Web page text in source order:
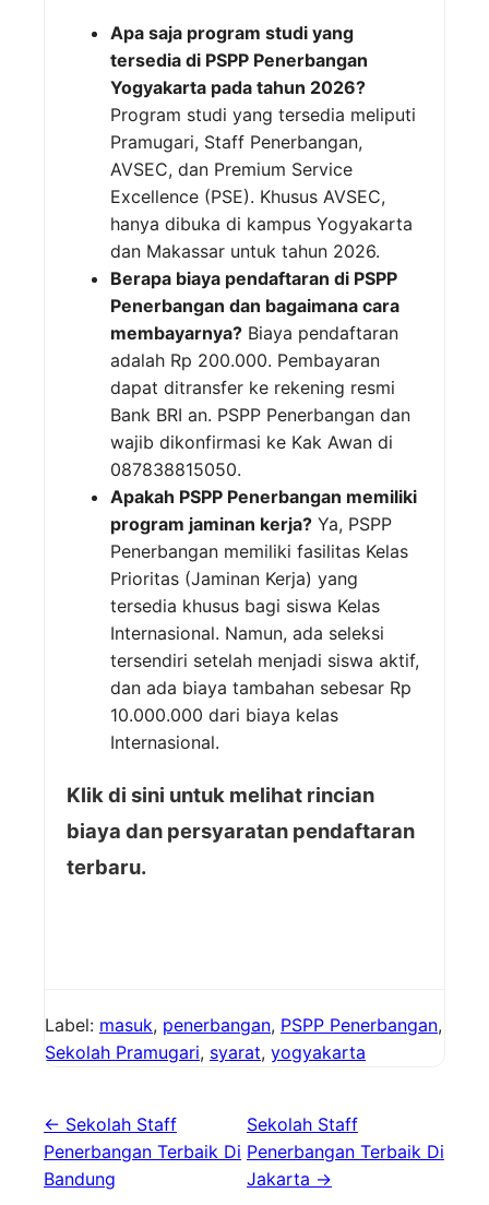
Apa saja program studi yang
tersedia di PSPP Penerbangan
Yogyakarta pada tahun 2026?
Program studi yang tersedia meliputi
Pramugari, Staff Penerbangan,
AVSEC, dan Premium Service
Excellence (PSE). Khusus AVSEC,
hanya dibuka di kampus Yogyakarta
dan Makassar untuk tahun 2026.
Berapa biaya pendaftaran di PSPP
Penerbangan dan bagaimana cara
membayarnya? Biaya pendaftaran
adalah Rp 200.000. Pembayaran
dapat ditransfer ke rekening resmi
Bank BRI an. PSPP Penerbangan dan
wajib dikonfirmasi ke Kak Awan di
087838815050.
Apakah PSPP Penerbangan memiliki
program jaminan kerja? Ya, PSPP
Penerbangan memiliki fasilitas Kelas
Prioritas (Jaminan Kerja) yang
tersedia khusus bagi siswa Kelas
Internasional. Namun, ada seleksi
tersendiri setelah menjadi siswa aktif,
dan ada biaya tambahan sebesar Rp
10.000.000 dari biaya kelas
Internasional.
Klik di sini untuk melihat rincian
biaya dan persyaratan pendaftaran
terbaru.
Label: masuk, penerbangan, PSPP Penerbangan,
Sekolah Pramugari, syarat, yogyakarta
← Sekolah Staff
Penerbangan Terbaik Di
Bandung
Sekolah Staff
Penerbangan Terbaik Di
Jakarta →